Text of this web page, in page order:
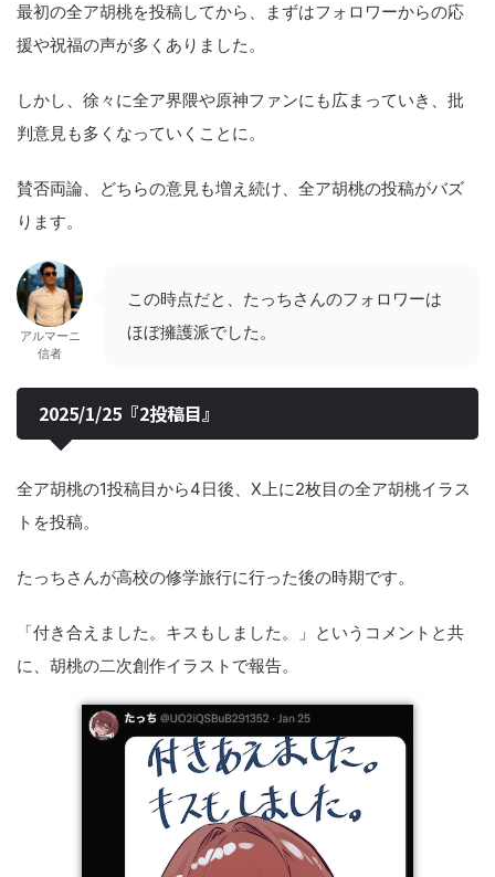
最初の全ア胡桃を投稿してから、まずはフォロワーからの応
援や祝福の声が多くありました。
しかし、徐々に全ア界隈や原神ファンにも広まっていき、批
判意見も多くなっていくことに。
賛否両論、どちらの意見も増え続け、全ア胡桃の投稿がバズ
ります。
アルマーニ
信者
この時点だと、たっちさんのフォロワーは
ほぼ擁護派でした。
2025/1/25『2投稿目』
全ア胡桃の1投稿目から4日後、X上に2枚目の全ア胡桃イラス
トを投稿。
たっちさんが高校の修学旅行に行った後の時期です。
「付き合えました。キスもしました。」というコメントと共
に、胡桃の二次創作イラストで報告。